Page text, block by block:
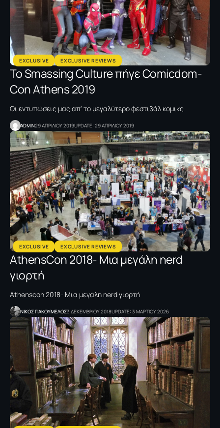
EXCLUSIVE EXCLUSIVE REVIEWS
Το Smassing Culture πήγε Comicdom-
Con Athens 2019
Οι εντυπώσεις μας απ' το μεγαλύτερο φεστιβάλ κομικς
ADMIN29 ΑΠΡΙΛΙΟΥ 2019UPDATE: 29 ΑΠΡΙΛΙΟΥ 2019
EXCLUSIVE EXCLUSIVE REVIEWS
AthensCon 2018- Mια μεγάλη nerd
γιορτή
Athenscon 2018- Mια μεγάλη nerd γιορτή
NΙΚΟΣ ΓΙΑΚΟΥΜΕΛΟΣ3 ΔΕΚΕΜΒΡΙΟΥ 2018UPDATE: 3 ΜΑΡΤΙΟΥ 2026